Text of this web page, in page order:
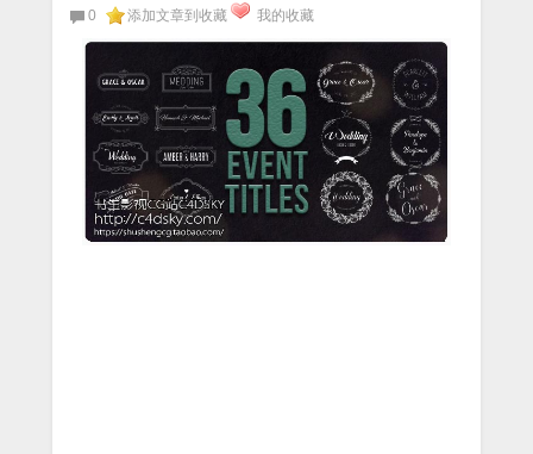
0
添加文章到收藏 我的收藏